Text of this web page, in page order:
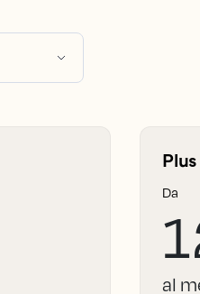
Plus
Da
al